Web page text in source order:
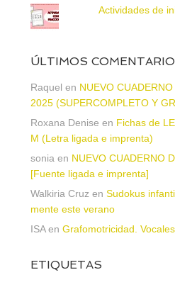
Actividades de
ÚLTIMOS
Raquel en NUEVO
2025 (SUPERCOMPLETO Y
Roxana Denise en Fichas de
M (Letra ligada e imprenta)
soniaen NUEVO CUADERNO
[Fuente ligada e imprenta]
Walkiria Cruzen Sudokus
mente este verano
ISAen Grafomotricidad.
ETIQUETAS